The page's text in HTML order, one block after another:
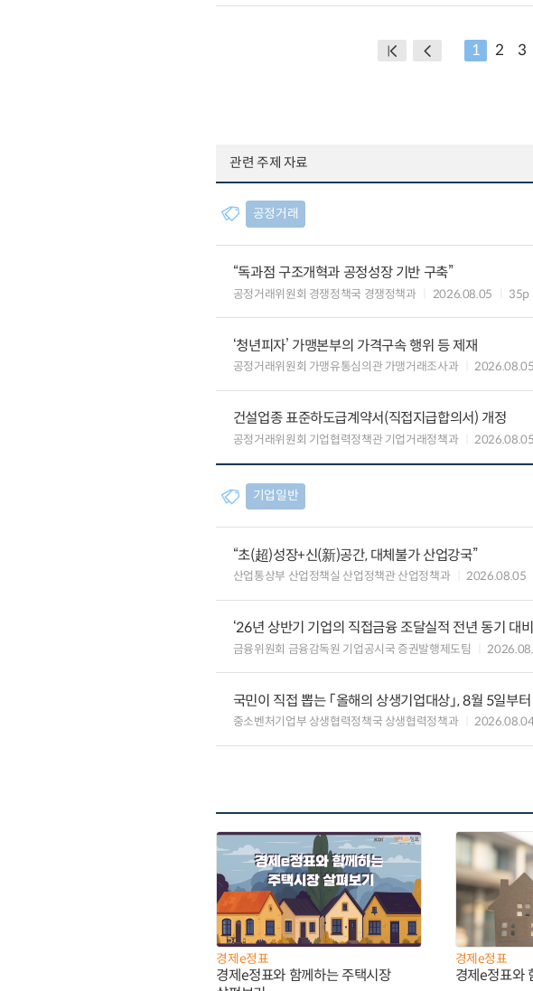
1 2 3
관련 주제 자료
공정거래
“독과점 구조개혁과 공정성장 기반 구축”
공정거래위원회 경쟁정책국 경쟁정책과 2026.08.05 35p
‘청년피자’ 가맹본부의 가격구속 행위 등 제재
공정거래위원회 가맹유통심의관 가맹거래조사과 2026.08.05
건설업종 표준하도급계약서(직접지급합의서) 개정
공정거래위원회 기업협력정책관 기업거래정책과 2026.08.05
기업일반
“초(超)성장+신(新)공간, 대체불가 산업강국”
산업통상부 산업정책실 산업정책관 산업정책과 2026.08.05
‘26년 상반기 기업의 직접금융 조달실적 전년 동기
금융위원회 금융감독원 기업공시국 증권발행제도팀
국민이 직접 뽑는 「올해의 상생기업대상」, 8월 5일부
중소벤처기업부 상생협력정책국 상생협력정책과
경제e정표
경제e정표와 함께하는 주택시장
경제e정표
경제e정표와